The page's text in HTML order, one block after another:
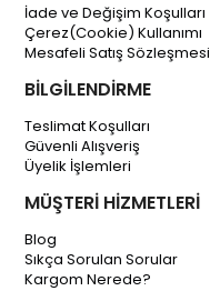
İade ve Değişim Koşulları
Çerez(Cookie) Kullanımı
Mesafeli Satış Sözleşmesi
BİLGİLENDİRME
Teslimat Koşulları
Güvenli Alışveriş
Üyelik İşlemleri
MÜŞTERİ HİZMETLERİ
Blog
Sıkça Sorulan Sorular
Kargom Nerede?